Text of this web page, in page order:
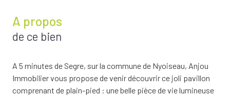
A propos
de ce bien
A 5 minutes de Segre, sur la commune de Nyoiseau, Anjou
Immobilier vous propose de venir découvrir ce joli pavillon
comprenant de plain-pied : une belle pièce de vie lumineuse